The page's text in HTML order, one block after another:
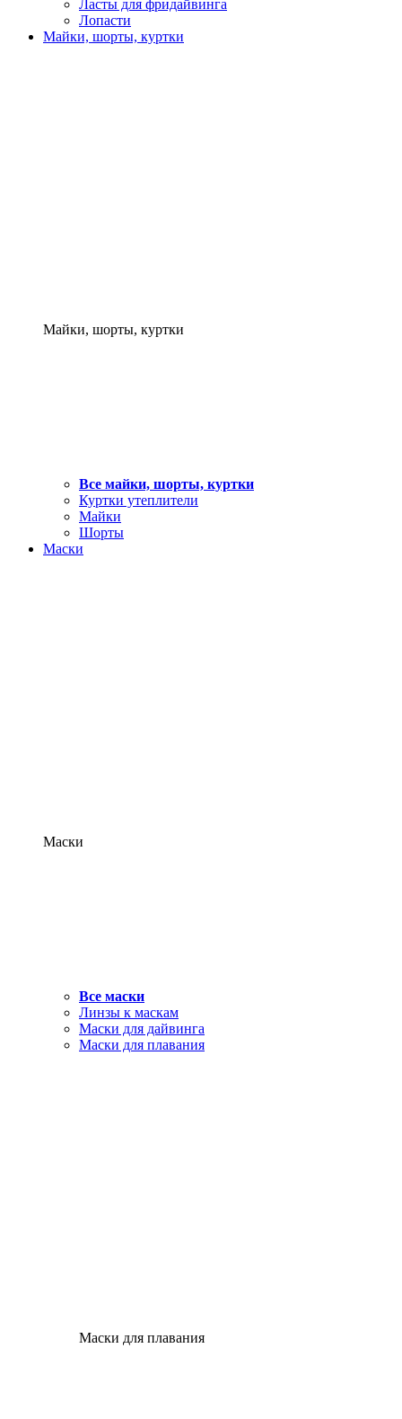
Ласты для фридайвинга
Лопасти
Майки, шорты, куртки
Майки, шорты, куртки
Все майки, шорты, куртки
Куртки утеплители
Майки
Шорты
Маски
Маски
Все маски
Линзы к маскам
Маски для дайвинга
Маски для плавания
Маски для плавания